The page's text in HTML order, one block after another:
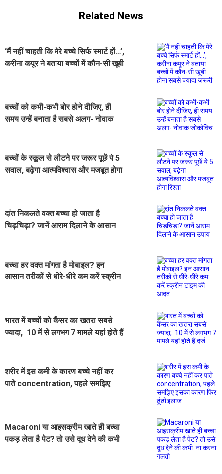
Related News
‘मैं नहीं चाहती कि मेरे बच्चे सिर्फ स्मार्ट हों…’,
करीना कपूर ने बताया बच्चों में कौन-सी खूबी
बच्चों को कभी-कभी बोर होने दीजिए, ही
समय उन्हें बनाता है सबसे अलग- नोवाक
बच्चों के स्कूल से लौटने पर जरूर पूछें ये 5
सवाल, बढ़ेगा आत्मविश्वास और मजबूत होगा
दांत निकलते वक्त बच्चा हो जाता है
चिड़चिड़ा? जानें आराम दिलाने के आसान
बच्चा हर वक्त मांगता है मोबाइल? इन
आसान तरीकों से धीरे-धीरे कम करें स्क्रीन
भारत में बच्चों को कैंसर का खतरा सबसे
ज्यादा, 10 में से लगभग 7 मामले यहां होते हैं
शरीर में इस कमी के कारण बच्चे नहीं कर
पाते concentration, पहले समझिए
Macaroni या आइसक्रीम खाते ही बच्चा
पकड़ लेता है पेट? तो उसे दूध देने की कभी